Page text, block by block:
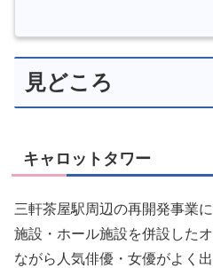
見どころ
キャロットタワー
三軒茶屋駅周辺の再開発事業
施設・ホール施設を併設した
ながら人気俳優・女優がよく